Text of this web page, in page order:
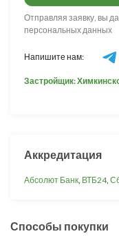
Отправляя заявку, вы
персональных данных
Напишите нам:
Застройщик:
Аккредитация
Абсолют Банк, ВТБ24,
Способы покупки